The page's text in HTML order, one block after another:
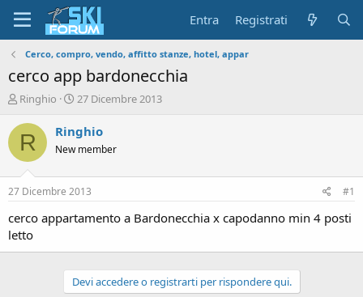
Entra Registrati
Cerco, compro, vendo, affitto stanze, hotel, appar
cerco app bardonecchia
A
t
o
r
d
s
c
u
Ringhio
D
t
a
d
i
n
i
27 Dicembre 2013
R Ringhio
New member
27 Dicembre 2013 #1
cerco appartamento a Bardonecchia x capodanno min 4 posti
letto
Devi accedere o registrarti per rispondere qui.